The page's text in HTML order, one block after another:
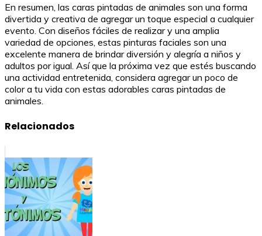
En resumen, las caras pintadas de animales son una forma
divertida y creativa de agregar un toque especial a cualquier
evento. Con diseños fáciles de realizar y una amplia
variedad de opciones, estas pinturas faciales son una
excelente manera de brindar diversión y alegría a niños y
adultos por igual. Así que la próxima vez que estés buscando
una actividad entretenida, considera agregar un poco de
color a tu vida con estas adorables caras pintadas de
animales.
Relacionados